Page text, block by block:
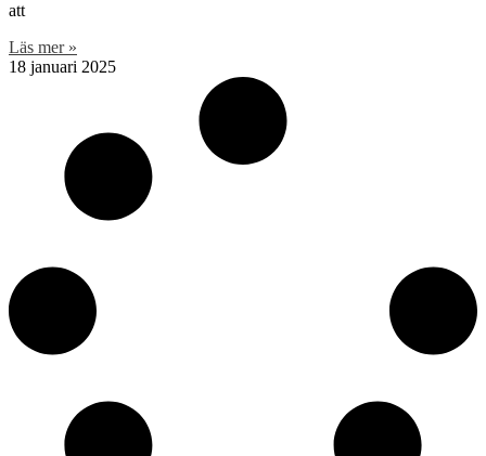
att
Läs mer »
18 januari 2025